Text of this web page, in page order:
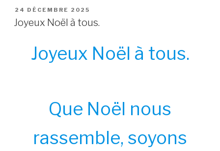
POSTED
ON
24 DÉCEMBRE 2025
Joyeux Noël à tous.
Joyeux Noël à tous.
Que Noël nous
rassemble, soyons